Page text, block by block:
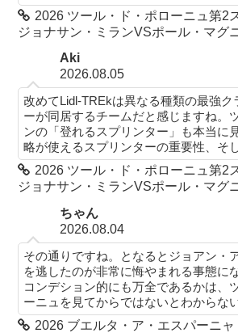
2026 ツール・ド・ポローニュ第
ジョナサン・ミランVSポール・マグ
Aki
2026.08.05
改めてLidl-TREkは異なる種類の最強ク
ーが同居するチームだと感じますね。
ンの「登れるスプリンター」も本当に
略が使えるスプリンターの重要性、そ
2026 ツール・ド・ポローニュ第
ジョナサン・ミランVSポール・マグ
ちゃん
2026.08.04
その通りですね。となるとジョアン・
を逃したのが非常に悔やまれる事態に
コンデション的にも万全であるかは、
ーニュを見てからではないとわからな
2026 ブエルタ・ア・エスパーニ